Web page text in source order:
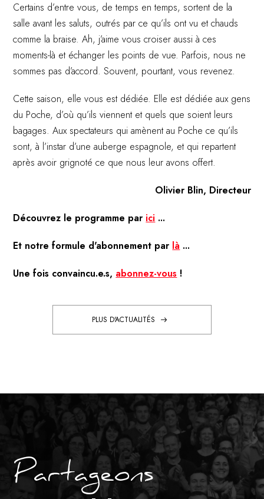
Certains d’entre vous, de temps en temps, sortent de la
salle avant les saluts, outrés par ce qu’ils ont vu et chauds
comme la braise. Ah, j’aime vous croiser aussi à ces
moments-là et échanger les points de vue. Parfois, nous ne
sommes pas d’accord. Souvent, pourtant, vous revenez.
Cette saison, elle vous est dédiée. Elle est dédiée aux gens
du Poche, d’où qu’ils viennent et quels que soient leurs
bagages. Aux spectateurs qui amènent au Poche ce qu’ils
sont, à l’instar d’une auberge espagnole, et qui repartent
après avoir grignoté ce que nous leur avons offert.
Olivier Blin, Directeur
Découvrez le programme par ici ...
Et notre formule d'abonnement par là ...
Une fois convaincu.e.s, abonnez-vous !
PLUS D'ACTUALITÉS
Partageons